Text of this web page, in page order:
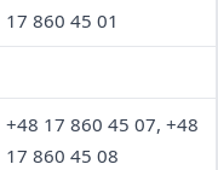
17 860 45 01
+48 17 860 45 07, +48
17 860 45 08